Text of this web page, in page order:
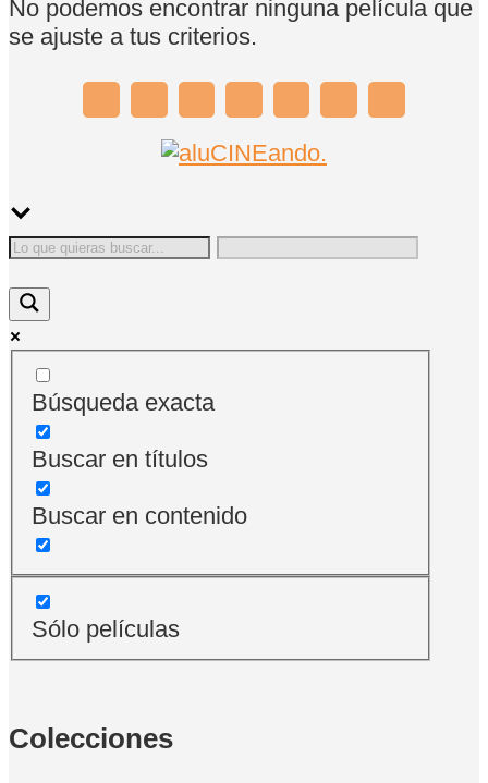
No podemos encontrar ninguna película que
se ajuste a tus criterios.
Búsqueda exacta
Buscar en títulos
Buscar en contenido
Sólo películas
Colecciones